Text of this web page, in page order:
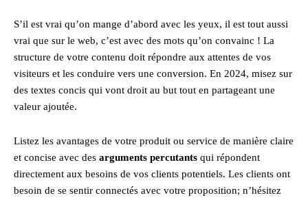
S’il est vrai qu’on mange d’abord avec les yeux, il est tout aussi
vrai que sur le web, c’est avec des mots qu’on convainc ! La
structure de votre contenu doit répondre aux attentes de vos
visiteurs et les conduire vers une conversion. En 2024, misez sur
des textes concis qui vont droit au but tout en partageant une
valeur ajoutée.
Listez les avantages de votre produit ou service de manière claire
et concise avec des arguments percutants qui répondent
directement aux besoins de vos clients potentiels. Les clients ont
besoin de se sentir connectés avec votre proposition; n’hésitez